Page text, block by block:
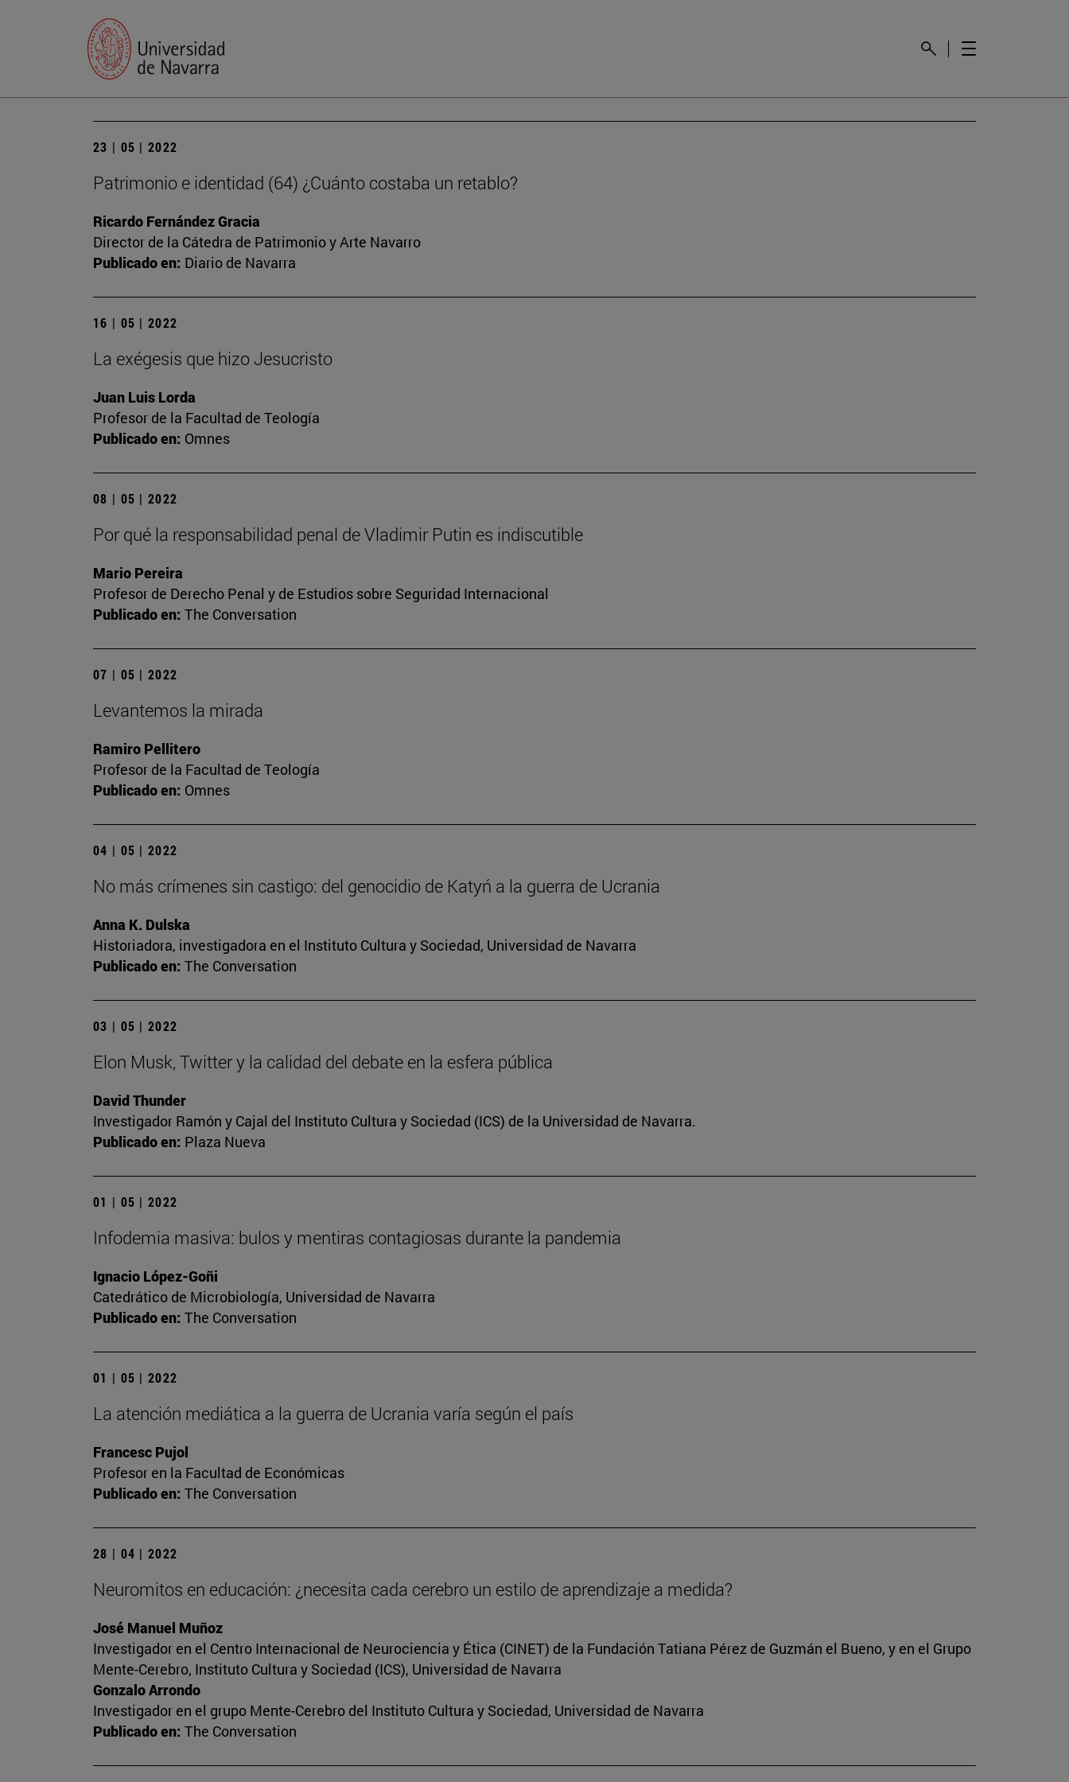
23 | 05 | 2022
Patrimonio e identidad (64) ¿Cuánto costaba un retablo?
Ricardo Fernández Gracia
Director de la Cátedra de Patrimonio y Arte Navarro
Publicado en: Diario de Navarra
16 | 05 | 2022
La exégesis que hizo Jesucristo
Juan Luis Lorda
Profesor de la Facultad de Teología
Publicado en: Omnes
08 | 05 | 2022
Por qué la responsabilidad penal de Vladimir Putin es indiscutible
Mario Pereira
Profesor de Derecho Penal y de Estudios sobre Seguridad Internacional
Publicado en: The Conversation
07 | 05 | 2022
Levantemos la mirada
Ramiro Pellitero
Profesor de la Facultad de Teología
Publicado en: Omnes
04 | 05 | 2022
No más crímenes sin castigo: del genocidio de Katyń a la guerra de Ucrania
Anna K. Dulska
Historiadora, investigadora en el Instituto Cultura y Sociedad, Universidad de Navarra
Publicado en: The Conversation
03 | 05 | 2022
Elon Musk, Twitter y la calidad del debate en la esfera pública
David Thunder
Investigador Ramón y Cajal del Instituto Cultura y Sociedad (ICS) de la Universidad de Navarra.
Publicado en: Plaza Nueva
01 | 05 | 2022
Infodemia masiva: bulos y mentiras contagiosas durante la pandemia
Ignacio López-Goñi
Catedrático de Microbiología, Universidad de Navarra
Publicado en: The Conversation
01 | 05 | 2022
La atención mediática a la guerra de Ucrania varía según el país
Francesc Pujol
Profesor en la Facultad de Económicas
Publicado en: The Conversation
28 | 04 | 2022
Neuromitos en educación: ¿necesita cada cerebro un estilo de aprendizaje a medida?
José Manuel Muñoz
Investigador en el Centro Internacional de Neurociencia y Ética (CINET) de la Fundación Tatiana Pérez de Guzmán el Bueno, y en el Grupo
Mente-Cerebro, Instituto Cultura y Sociedad (ICS), Universidad de Navarra
Gonzalo Arrondo
Investigador en el grupo Mente-Cerebro del Instituto Cultura y Sociedad, Universidad de Navarra
Publicado en: The Conversation